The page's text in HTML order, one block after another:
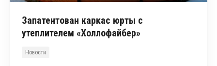
Запатентован каркас юрты с
утеплителем «Холлофайбер»
Новости